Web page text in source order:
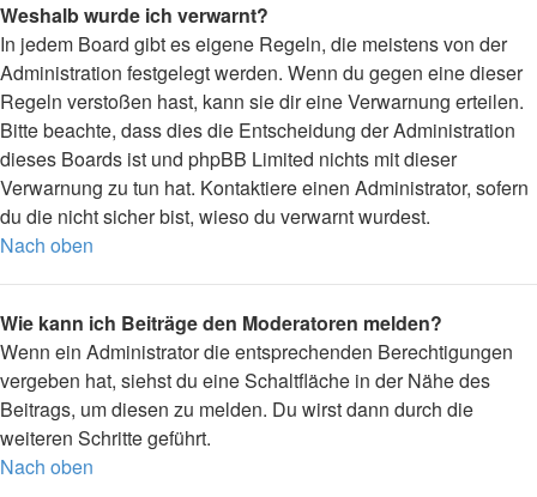
Weshalb wurde ich verwarnt?
In jedem Board gibt es eigene Regeln, die meistens von der
Administration festgelegt werden. Wenn du gegen eine dieser
Regeln verstoßen hast, kann sie dir eine Verwarnung erteilen.
Bitte beachte, dass dies die Entscheidung der Administration
dieses Boards ist und phpBB Limited nichts mit dieser
Verwarnung zu tun hat. Kontaktiere einen Administrator, sofern
du die nicht sicher bist, wieso du verwarnt wurdest.
Nach oben
Wie kann ich Beiträge den Moderatoren melden?
Wenn ein Administrator die entsprechenden Berechtigungen
vergeben hat, siehst du eine Schaltfläche in der Nähe des
Beitrags, um diesen zu melden. Du wirst dann durch die
weiteren Schritte geführt.
Nach oben